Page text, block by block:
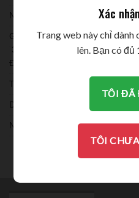
Niên vụ:
Giống nho:
35% nho Chardonnay, 60% nho
Đóng chai:
Thời gian ủ:
Dung tích:
Nồng độ:
Xác
Trang web này chỉ
lên. Bạn có đủ
TÔI ĐÃ
TÔI